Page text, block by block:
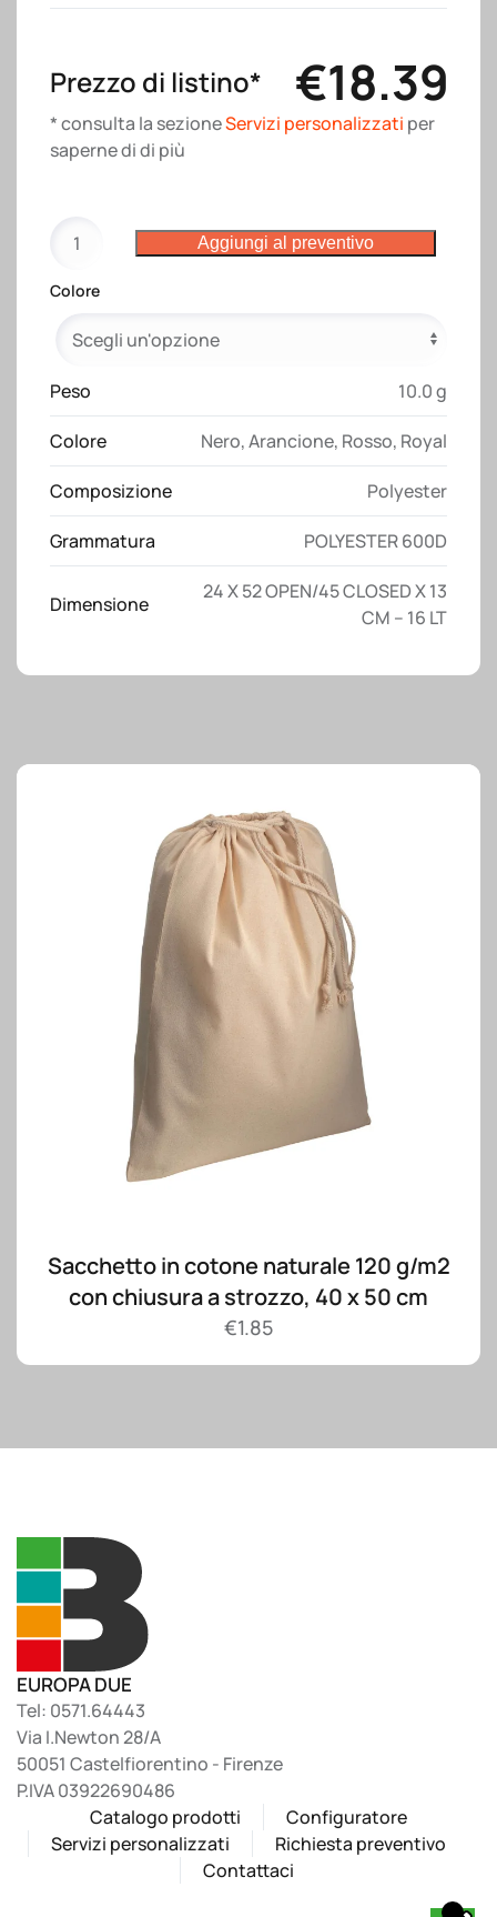
Prezzo di listino* €18.39
* consulta la sezioneServizi personalizzati per
saperne di di più
porta
PC
quantità
Aggiungi al preventivo
Colore
Peso 10.0 g
Colore Nero,Arancione, Rosso, Royal
Composizione Polyester
Grammatura POLYESTER 600D
Dimensione
24 X 52 OPEN/45 CLOSED X 13
CM – 16 LT
Sacchetto in cotone naturale 120 g/m2
con chiusura a strozzo, 40 x 50 cm
€1.85
EUROPA DUE
Tel: 0571.64443
Via I.Newton 28/A
50051 Castelfiorentino - Firenze
P.IVA 03922690486
Catalogo prodotti
Configuratore
Servizi personalizzati
Richiesta preventivo
Contattaci